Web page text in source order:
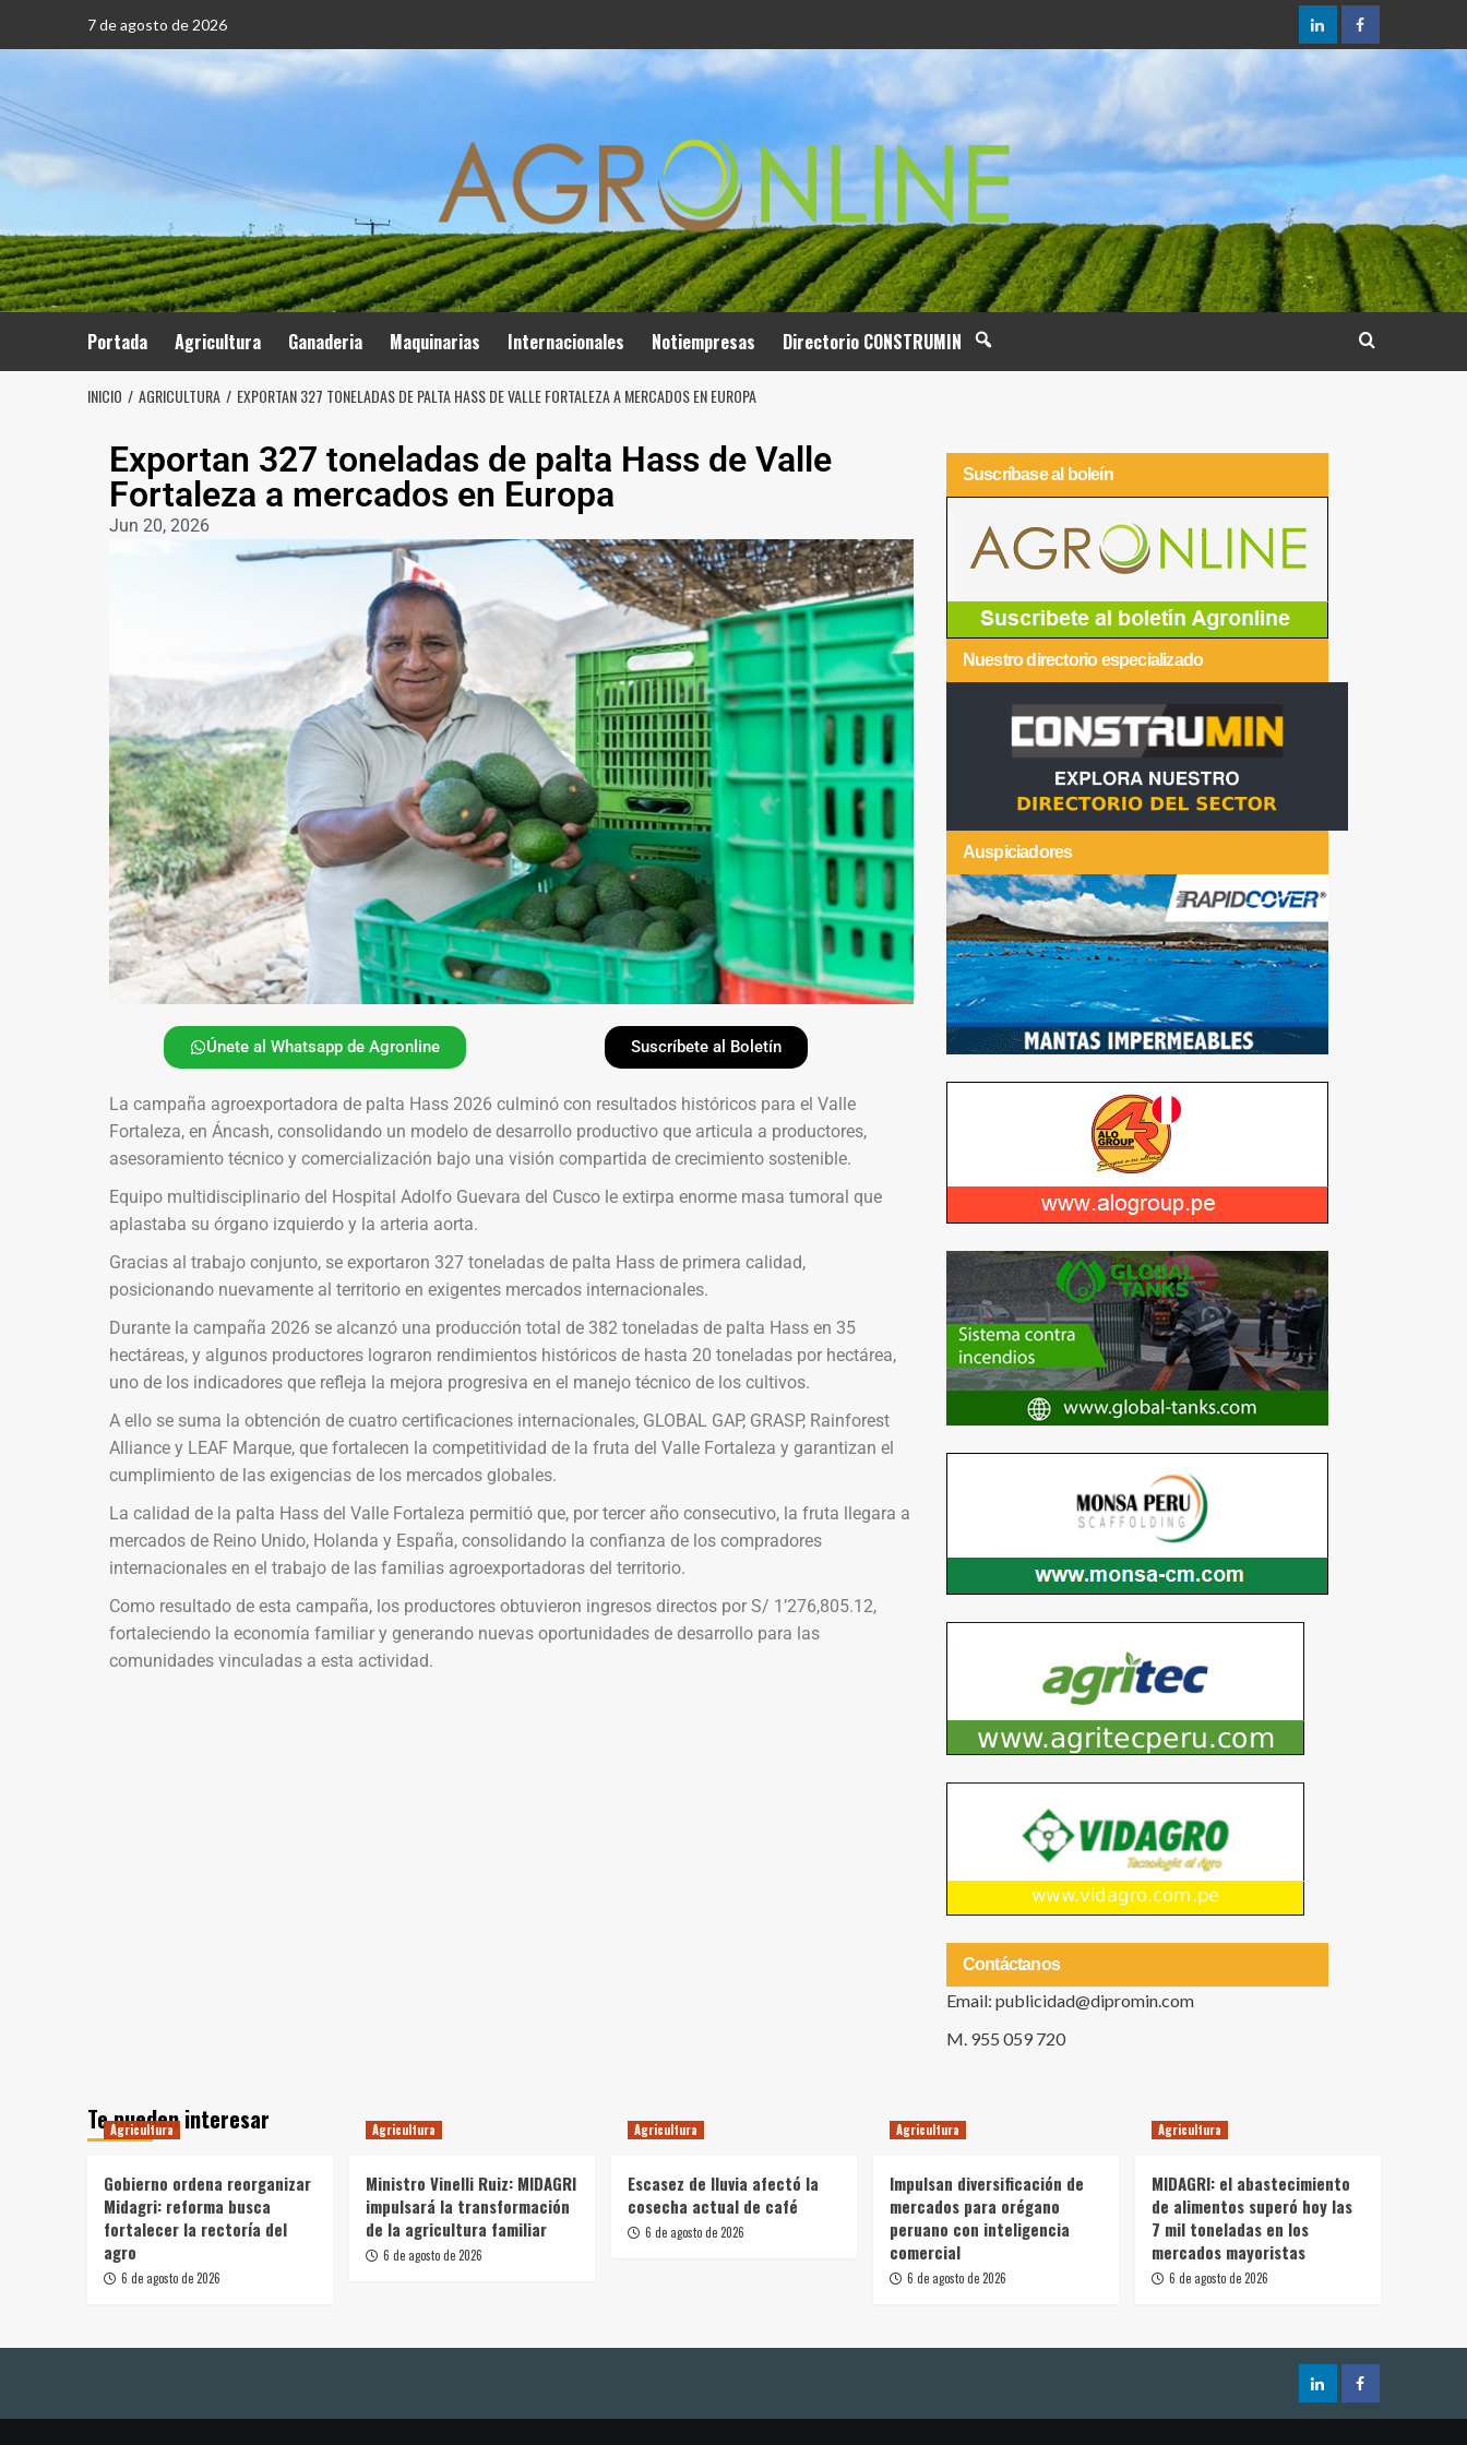
7 de agosto de 2026
Portada Agricultura Ganaderia Maquinarias Internacionales Notiempresas Directorio CONSTRUMIN
INICIO AGRICULTURA EXPORTAN 327 TONELADAS DE PALTA HASS DE VALLE FORTALEZA A MERCADOS EN EUROPA
Exportan 327 toneladas de palta Hass de Valle
Fortaleza a mercados en Europa
Jun 20, 2026
Únete al Whatsapp de Agronline Suscríbete al Boletín
La campaña agroexportadora de palta Hass 2026 culminó con resultados históricos para el Valle
Fortaleza, en Áncash, consolidando un modelo de desarrollo productivo que articula a productores,
asesoramiento técnico y comercialización bajo una visión compartida de crecimiento sostenible.
Equipo multidisciplinario del Hospital Adolfo Guevara del Cusco le extirpa enorme masa tumoral que
aplastaba su órgano izquierdo y la arteria aorta.
Gracias al trabajo conjunto, se exportaron 327 toneladas de palta Hass de primera calidad,
posicionando nuevamente al territorio en exigentes mercados internacionales.
Durante la campaña 2026 se alcanzó una producción total de 382 toneladas de palta Hass en 35
hectáreas, y algunos productores lograron rendimientos históricos de hasta 20 toneladas por hectárea,
uno de los indicadores que refleja la mejora progresiva en el manejo técnico de los cultivos.
A ello se suma la obtención de cuatro certificaciones internacionales, GLOBAL GAP, GRASP, Rainforest
Alliance y LEAF Marque, que fortalecen la competitividad de la fruta del Valle Fortaleza y garantizan el
cumplimiento de las exigencias de los mercados globales.
La calidad de la palta Hass del Valle Fortaleza permitió que, por tercer año consecutivo, la fruta llegara a
mercados de Reino Unido, Holanda y España, consolidando la confianza de los compradores
internacionales en el trabajo de las familias agroexportadoras del territorio.
Como resultado de esta campaña, los productores obtuvieron ingresos directos por S/ 1’276,805.12,
fortaleciendo la economía familiar y generando nuevas oportunidades de desarrollo para las
comunidades vinculadas a esta actividad.
Suscríbase al boleín
Nuestro directorio especializado
Auspiciadores
Contáctanos
Email: publicidad@dipromin.com
M. 955 059 720
Te pueden interesar
Agricultura
Gobierno ordena reorganizar
Midagri: reforma busca
fortalecer la rectoría del
agro
6 de agosto de 2026
Agricultura
Ministro Vinelli Ruiz: MIDAGRI
impulsará la transformación
de la agricultura familiar
6 de agosto de 2026
Agricultura
Escasez de lluvia afectó la
cosecha actual de café
6 de agosto de 2026
Agricultura
Impulsan diversificación de
mercados para orégano
peruano con inteligencia
comercial
6 de agosto de 2026
Agricultura
MIDAGRI: el abastecimiento
de alimentos superó hoy las
7 mil toneladas en los
mercados mayoristas
6 de agosto de 2026